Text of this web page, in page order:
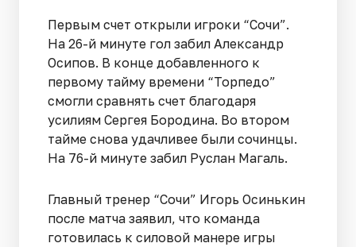
Первым счет открыли игроки “Сочи”.
На 26-й минуте гол забил Александр
Осипов. В конце добавленного к
первому тайму времени “Торпедо”
смогли сравнять счет благодаря
усилиям Сергея Бородина. Во втором
тайме снова удачливее были сочинцы.
На 76-й минуте забил Руслан Магаль.
Главный тренер “Сочи” Игорь Осинькин
после матча заявил, что команда
готовилась к силовой манере игры